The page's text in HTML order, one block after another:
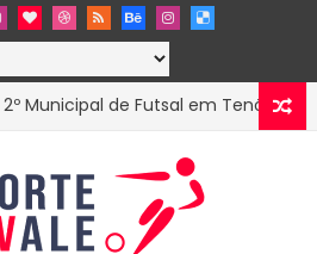
de Futsal em Tenório-PB